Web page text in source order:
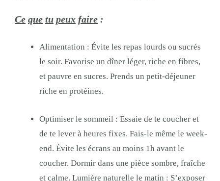
Ce que tu peux faire :
Alimentation : Évite les repas lourds ou sucrés
le soir. Favorise un dîner léger, riche en fibres,
et pauvre en sucres. Prends un petit-déjeuner
riche en protéines.
Optimiser le sommeil : Essaie de te coucher et
de te lever à heures fixes. Fais-le même le week-
end. Évite les écrans au moins 1h avant le
coucher. Dormir dans une pièce sombre, fraîche
et calme. Lumière naturelle le matin : S’exposer